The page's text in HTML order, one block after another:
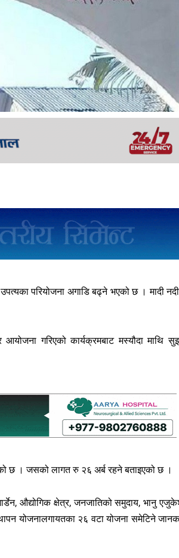
परियोजना अगाडि बढ्ने भएको छ । मादी
गरिएको कार्यक्रमबाट मस्यौदा माथि
छ । जसको लागत रु २६ अर्ब रहने बताइएको छ ।
औद्योगिक क्षेत्र, जनजातिको समुदाय, भानु
योजनालगायतका २६ वटा योजना समेटिने